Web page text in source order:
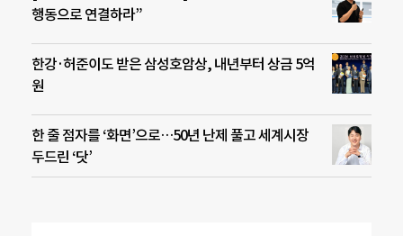
행동으로 연결하라”
한강·허준이도 받은 삼성호암상, 내년부터 상금 5억
원
한 줄 점자를 ‘화면’으로…50년 난제 풀고 세계시장
두드린 ‘닷’